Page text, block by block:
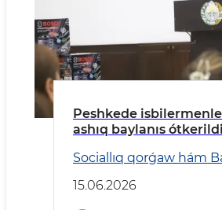
Peshkede
ashıq baylanıs ótkerildi
Sociallıq qorǵaw hám
15.06.2026